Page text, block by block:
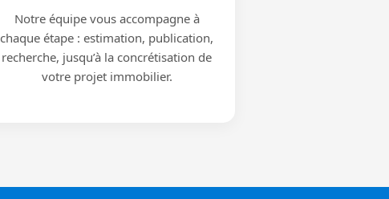
Notre équipe vous accompagne à
chaque étape : estimation, publication,
recherche, jusqu’à la concrétisation de
votre projet immobilier.